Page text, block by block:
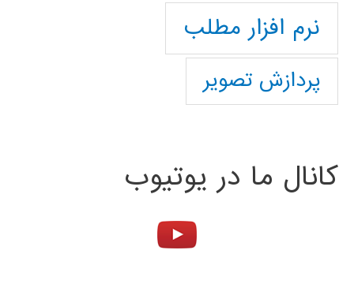
نرم افزار مطلب
پردازش تصویر
کانال ما در یوتیوب